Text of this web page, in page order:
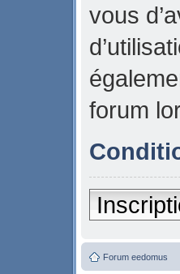
vous
forum
Forum eedomus